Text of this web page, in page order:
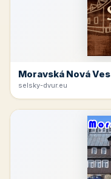
Moravská Nová Ves
selsky-dvur.eu